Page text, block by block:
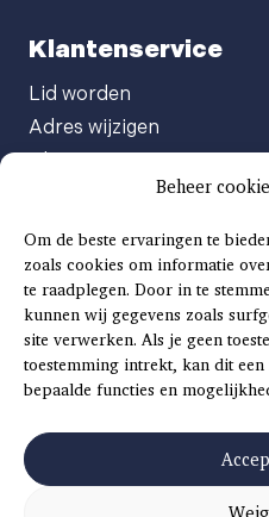
Beheer
Om de beste ervaringen te
zoals cookies om informatie
te raadplegen. Door in te
kunnen wij gegevens zoals
site verwerken. Als je geen
toestemming intrekt, kan dit
bepaalde functies en
Klantenservice
Lid worden
Adres wijzigen
Abonnement opzeggen
Afgeven automatische
Factuur betalen
Klachtenformulier
Overige vragen
Adverteren
Advertentie Tariefkaart